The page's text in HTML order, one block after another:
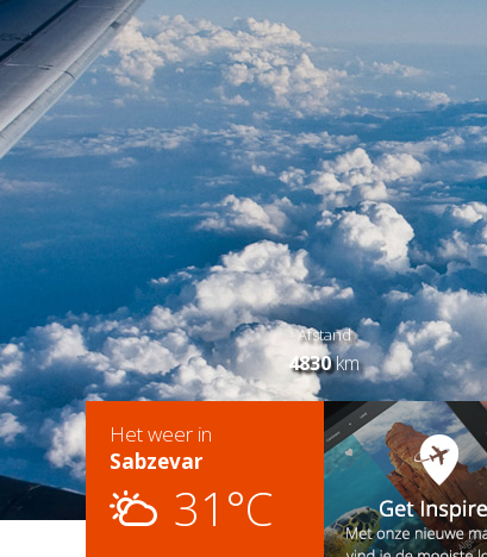
Afstand
4830km
Het weer in
Sabzevar
31°C